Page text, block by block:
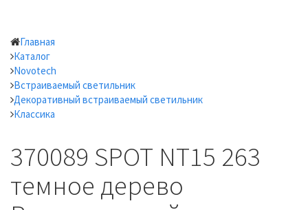
Главная
Каталог
Novotech
Встраиваемый светильник
Декоративный встраиваемый светильник
Классика
370089 SPOT NT15 263
темное дерево